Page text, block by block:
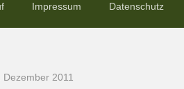
Impressum Datenschutz
Dezember 2011